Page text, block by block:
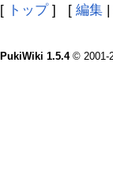
[ トップ] [ 編集 |
PukiWiki 1.5.4© 2001-